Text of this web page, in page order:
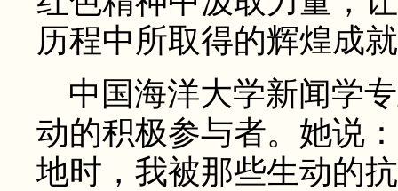
历程中所取得的辉煌成
中国海洋大学新闻学
动的积极参与者。她说
地时，我被那些生动的